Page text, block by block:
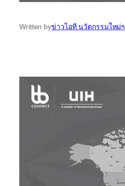
Written byข่าวไอที นวัตกรรมใหม่ๆ